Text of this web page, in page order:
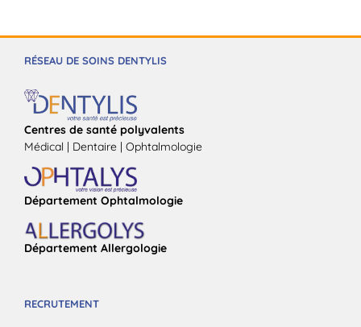
RÉSEAU DE SOINS DENTYLIS
Centres de santé polyvalents
Médical | Dentaire | Ophtalmologie
Département Ophtalmologie
Département Allergologie
RECRUTEMENT